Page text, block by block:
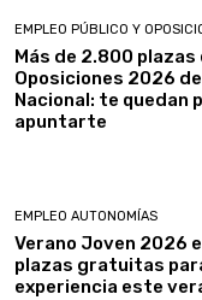
EMPLEO PÚBLICO Y
Más de 2.800 plazas
Oposiciones 2026
Nacional: te quedan
apuntarte
EMPLEO AUTONOMÍAS
Verano Joven 2026
plazas gratuitas
experiencia este